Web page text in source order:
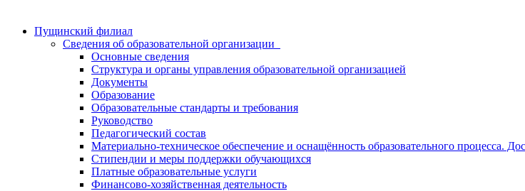
Пущинский филиал
Сведения об образовательной организации
Основные сведения
Структура и органы управления образовательной организацией
Документы
Образование
Образовательные стандарты и требования
Руководство
Педагогический состав
Материально-техническое обеспечение и оснащённость образовательного процесса.
Стипендии и меры поддержки обучающихся
Платные образовательные услуги
Финансово-хозяйственная деятельность